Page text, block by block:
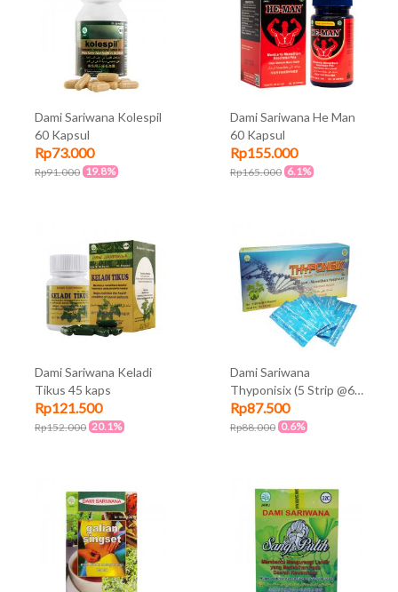
Dami Sariwana Kolespil
60 Kapsul
Rp73.000
Rp91.000 19.8%
Dami Sariwana He Man
60 Kapsul
Rp155.000
Rp165.000 6.1%
Dami Sariwana Keladi
Tikus 45 kaps
Rp121.500
Rp152.000 20.1%
Dami Sariwana
Thyponisix (5 Strip @6
Kapsul)
Rp87.500
Rp88.000 0.6%